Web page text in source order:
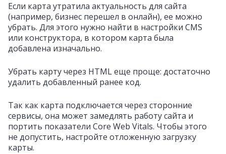
Если карта утратила актуальность для сайта
(например, бизнес перешел в онлайн), ее можно
убрать. Для этого нужно найти в настройки CMS
или конструктора, в котором карта была
добавлена изначально.
Убрать карту через HTML еще проще: достаточно
удалить добавленный ранее код.
Так как карта подключается через сторонние
сервисы, она может замедлять работу сайта и
портить показатели Core Web Vitals. Чтобы этого
не допустить, настройте отложенную загрузку
карты.